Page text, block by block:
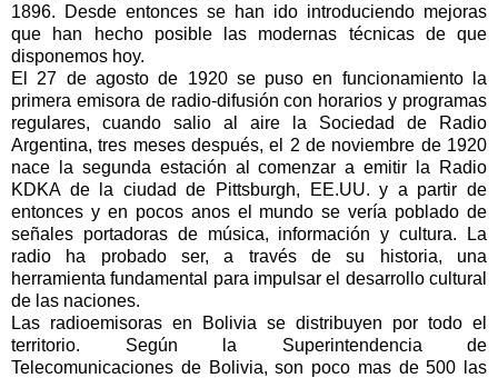
1896. Desde entonces se han ido introduciendo mejoras
que han hecho posible las modernas técnicas de que
disponemos hoy.
El 27 de agosto de 1920 se puso en fun­cionamiento la
primera emisora de radio-difusión con horarios y programas
regulares, cuando salio al aire la Sociedad de Radio
Argentina, tres meses después, el 2 de noviembre de 1920
nace la segunda estación al comenzar a emitir la Ra­dio
KDKA de la ciudad de Pittsburgh, EE.UU. y a partir de
entonces y en pocos anos el mundo se vería poblado de
señales portadoras de música, información y cultura. La
radio ha probado ser, a través de su historia, una
herramienta fundamental para impulsar el desarrollo cultural
de las naciones.
Las radioemisoras en Bolivia se distribuyen por todo el
territorio. Según la Superintendencia de
Telecomunicaciones de Bolivia, son poco mas de 500 las